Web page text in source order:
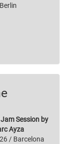
Berlin
Session by
Ayza
/ Barcelona